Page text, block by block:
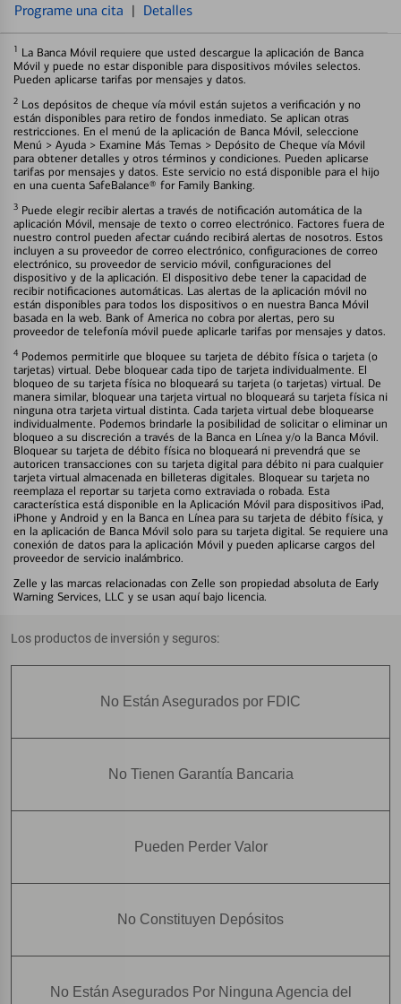
Programe una cita | Detalles
1 La Banca Móvil requiere que usted descargue la aplicación de Banca
Móvil y puede no estar disponible para dispositivos móviles selectos.
Pueden aplicarse tarifas por mensajes y datos.
2 Los depósitos de cheque vía móvil están sujetos a verificación y no
están disponibles para retiro de fondos inmediato. Se aplican otras
restricciones. En el menú de la aplicación de Banca Móvil, seleccione
Menú > Ayuda > Examine Más Temas > Depósito de Cheque vía Móvil
para obtener detalles y otros términos y condiciones. Pueden aplicarse
tarifas por mensajes y datos. Este servicio no está disponible para el hijo
en una cuenta SafeBalance® for Family Banking.
3 Puede elegir recibir alertas a través de notificación automática de la
aplicación Móvil, mensaje de texto o correo electrónico. Factores fuera de
nuestro control pueden afectar cuándo recibirá alertas de nosotros. Estos
incluyen a su proveedor de correo electrónico, configuraciones de correo
electrónico, su proveedor de servicio móvil, configuraciones del
dispositivo y de la aplicación. El dispositivo debe tener la capacidad de
recibir notificaciones automáticas. Las alertas de la aplicación móvil no
están disponibles para todos los dispositivos o en nuestra Banca Móvil
basada en la web. Bank of America no cobra por alertas, pero su
proveedor de telefonía móvil puede aplicarle tarifas por mensajes y datos.
4 Podemos permitirle que bloquee su tarjeta de débito física o tarjeta (o
tarjetas) virtual. Debe bloquear cada tipo de tarjeta individualmente. El
bloqueo de su tarjeta física no bloqueará su tarjeta (o tarjetas) virtual. De
manera similar, bloquear una tarjeta virtual no bloqueará su tarjeta física ni
ninguna otra tarjeta virtual distinta. Cada tarjeta virtual debe bloquearse
individualmente. Podemos brindarle la posibilidad de solicitar o eliminar un
bloqueo a su discreción a través de la Banca en Línea y/o la Banca Móvil.
Bloquear su tarjeta de débito física no bloqueará ni prevendrá que se
autoricen transacciones con su tarjeta digital para débito ni para cualquier
tarjeta virtual almacenada en billeteras digitales. Bloquear su tarjeta no
reemplaza el reportar su tarjeta como extraviada o robada. Esta
característica está disponible en la Aplicación Móvil para dispositivos iPad,
iPhone y Android y en la Banca en Línea para su tarjeta de débito física, y
en la aplicación de Banca Móvil solo para su tarjeta digital. Se requiere una
conexión de datos para la aplicación Móvil y pueden aplicarse cargos del
proveedor de servicio inalámbrico.
Zelle y las marcas relacionadas con Zelle son propiedad absoluta de Early
Warning Services, LLC y se usan aquí bajo licencia.
Los productos de inversión y seguros:
No Están Asegurados por FDIC
No Tienen Garantía Bancaria
Pueden Perder Valor
No Constituyen Depósitos
No Están Asegurados Por Ninguna Agencia del